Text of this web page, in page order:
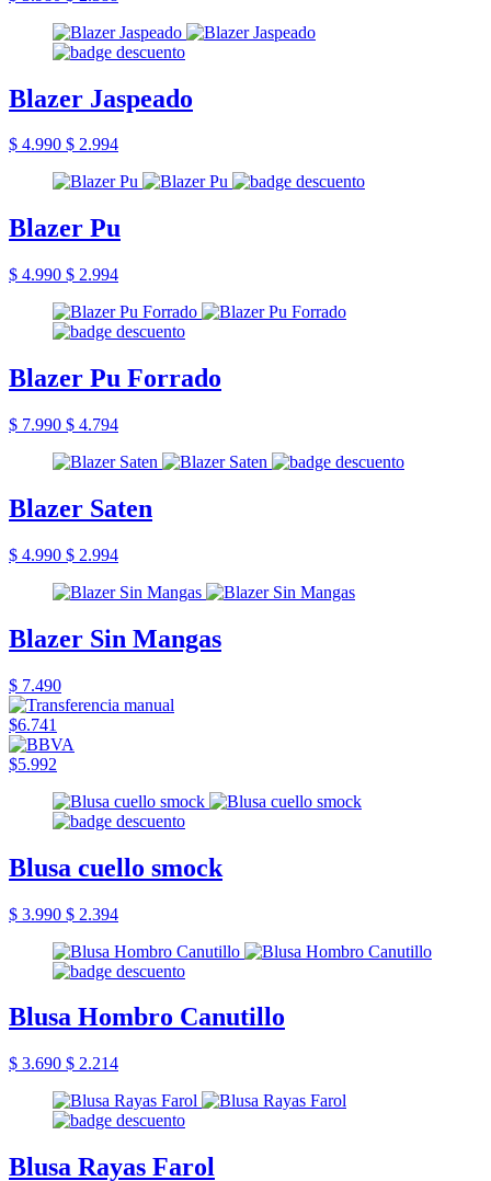
Blazer Jaspeado
$ 4.990 $ 2.994
Blazer Pu
$ 4.990 $ 2.994
Blazer Pu Forrado
$ 7.990 $ 4.794
Blazer Saten
$ 4.990 $ 2.994
Blazer Sin Mangas
$ 7.490
$6.741
$5.992
Blusa cuello smock
$ 3.990 $ 2.394
Blusa Hombro Canutillo
$ 3.690 $ 2.214
Blusa Rayas Farol